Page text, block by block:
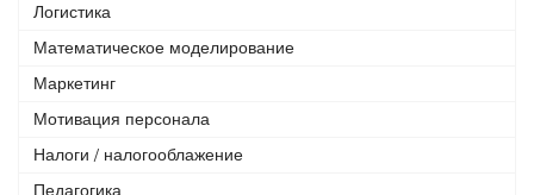
Логистика
Математическое моделирование
Маркетинг
Мотивация персонала
Налоги / налогооблажение
Педагогика